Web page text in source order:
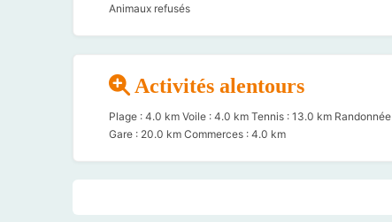
Animaux refusés
Activités alentours
Plage : 4.0 km Voile : 4.0 km Tennis : 13.0 km
Gare : 20.0 km Commerces : 4.0 km